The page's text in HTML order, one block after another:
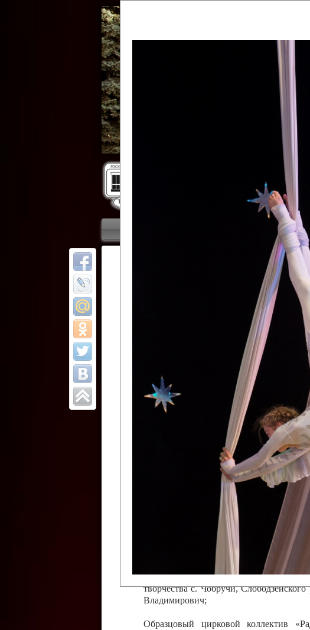
Коллективы
Финал
цирковых
Приднестровского
Образцовый эстрадно-цирковой
Протягайловка, г. Бендеры ,
Народный цирковой клоунский
досуговый центр «Шелковик»
культуры Приднестровской
Олег Степанович Райлян;
Народный цирковой коллектив
Григориопольского района,
Приднестровской Молдавской
Народный цирковой коллектив
Слободзейского района,
Приднестровской Молдавской
Образцовый эстрадно-цирковой
творчества с. Чобручи,
Владимирович;
Образцовый цирковой коллектив